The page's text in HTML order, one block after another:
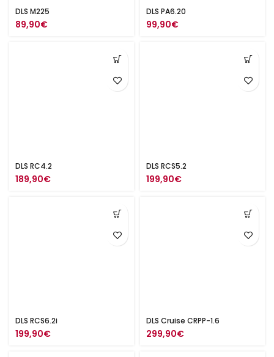
DLS M225
89,90€
DLS PA6.20
99,90€
DLS RC4.2
189,90€
DLS RCS5.2
199,90€
DLS RCS6.2i
199,90€
DLS Cruise CRPP-1.6
299,90€